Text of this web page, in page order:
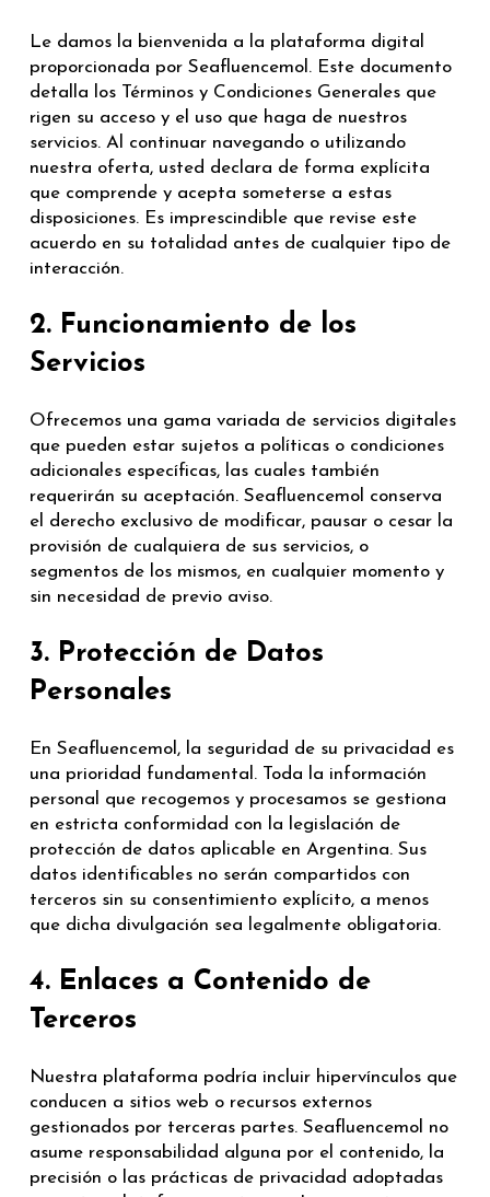
Le damos la bienvenida a la plataforma digital
proporcionada por Seafluencemol. Este documento
detalla los Términos y Condiciones Generales que
rigen su acceso y el uso que haga de nuestros
servicios. Al continuar navegando o utilizando
nuestra oferta, usted declara de forma explícita
que comprende y acepta someterse a estas
disposiciones. Es imprescindible que revise este
acuerdo en su totalidad antes de cualquier tipo de
interacción.
2. Funcionamiento de los
Servicios
Ofrecemos una gama variada de servicios digitales
que pueden estar sujetos a políticas o condiciones
adicionales específicas, las cuales también
requerirán su aceptación. Seafluencemol conserva
el derecho exclusivo de modificar, pausar o cesar la
provisión de cualquiera de sus servicios, o
segmentos de los mismos, en cualquier momento y
sin necesidad de previo aviso.
3. Protección de Datos
Personales
En Seafluencemol, la seguridad de su privacidad es
una prioridad fundamental. Toda la información
personal que recogemos y procesamos se gestiona
en estricta conformidad con la legislación de
protección de datos aplicable en Argentina. Sus
datos identificables no serán compartidos con
terceros sin su consentimiento explícito, a menos
que dicha divulgación sea legalmente obligatoria.
4. Enlaces a Contenido de
Terceros
Nuestra plataforma podría incluir hipervínculos que
conducen a sitios web o recursos externos
gestionados por terceras partes. Seafluencemol no
asume responsabilidad alguna por el contenido, la
precisión o las prácticas de privacidad adoptadas